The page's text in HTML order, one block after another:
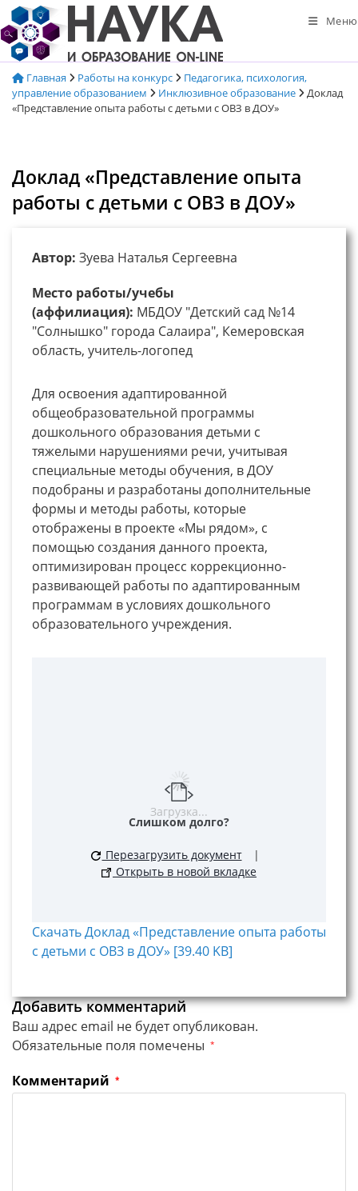
Перейти
к
содержимому
Меню
Главная Работы на конкурс
Педагогика, психология,
управление образованием
Инклюзивное образование
Доклад
«Представление опыта работы с детьми с ОВЗ в ДОУ»
Доклад «Представление опыта
работы с детьми с ОВЗ в ДОУ»
Автор: Зуева Наталья Сергеевна
Место работы/учебы
(аффилиация): МБДОУ "Детский сад №14
"Солнышко" города Салаира", Кемеровская
область, учитель-логопед
Для освоения адаптированной
общеобразовательной программы
дошкольного образования детьми с
тяжелыми нарушениями речи, учитывая
специальные методы обучения, в ДОУ
подобраны и разработаны дополнительные
формы и методы работы, которые
отображены в проекте «Мы рядом», с
помощью создания данного проекта,
оптимизирован процесс коррекционно-
развивающей работы по адаптированным
программам в условиях дошкольного
образовательного учреждения.
Загрузка...
Слишком долго?
Перезагрузить документ
|
Открыть в новой вкладке
Скачать Доклад «Представление опыта работы
с детьми с ОВЗ в ДОУ» [39.40 KB]
Добавить комментарий
Ваш адрес email не будет опубликован.
Обязательные поля помечены *
Комментарий *